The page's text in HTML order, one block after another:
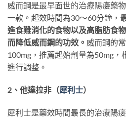
威而鋼是最早面世的治療陽痿藥
一款。起效時間為30～60分鐘，
進食難消化的食物以及高脂肪食
而降低威而鋼的功效。 威而鋼的
100mg，推薦起始劑量為50mg，
進行調整。
2、他達拉非（犀利士）
犀利士是藥效時間最長的治療陽